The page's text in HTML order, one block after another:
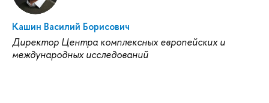
Кашин Василий Борисович
Директор Центра комплексных европейских и
международных исследований